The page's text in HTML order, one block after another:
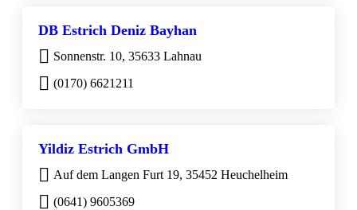
DB Estrich Deniz Bayhan
Sonnenstr. 10, 35633 Lahnau
(0170) 6621211
Yildiz Estrich GmbH
Auf dem Langen Furt 19, 35452 Heuchelheim
(0641) 9605369